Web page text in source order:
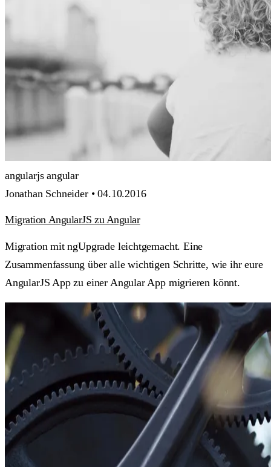
angularjsangular
Jonathan Schneider •04.10.2016
Migration AngularJS zu Angular
Migration mit ngUpgrade leichtgemacht. Eine
Zusammenfassung über alle wichtigen Schritte, wie ihr eure
AngularJS App zu einer Angular App migrieren könnt.